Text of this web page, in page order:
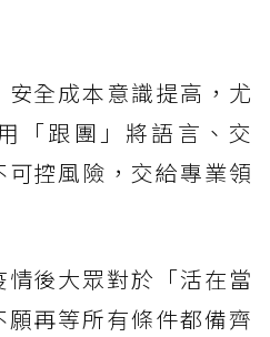
安全成本意識提高，尤
「跟團」將語言、交
控風險，交給專業領
情後大眾對於「活在當
再等所有條件都備齊